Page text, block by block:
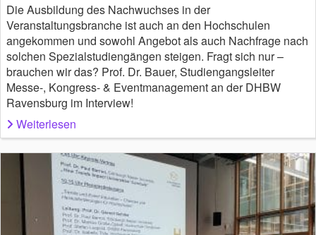
Die Ausbildung des Nachwuchses in der
Veranstaltungsbranche ist auch an den Hochschulen
angekommen und sowohl Angebot als auch Nachfrage nach
solchen Spezialstudiengängen steigen. Fragt sich nur –
brauchen wir das? Prof. Dr. Bauer, Studiengangsleiter
Messe-, Kongress- & Eventmanagement an der DHBW
Ravensburg im Interview!
Weiterlesen